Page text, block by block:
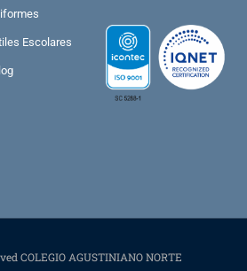
Escolares
COLEGIO AGUSTINIANO NORTE